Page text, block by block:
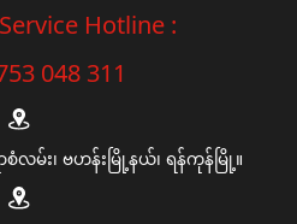
Hotline :
048 311
လမ်း၊ ဗဟန်းမြို့နယ်၊ ရန်ကုန်မြို့။